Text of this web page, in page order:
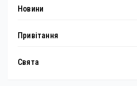
Новини
Привітання
Свята